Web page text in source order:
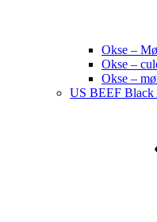
Okse –
Okse –
Okse –
US BEEF Black